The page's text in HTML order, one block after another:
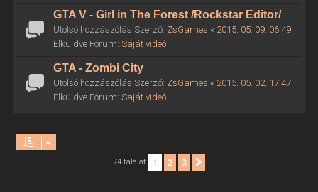
GTA V - Girl in The Forest /Rockstar Editor/
Utolsó hozzászólás Szerző: ZsGames « 2015. 05. 09. 06:49
Elküldve Fórum: Saját videó
GTA - Zombi City
Utolsó hozzászólás Szerző: ZsGames « 2015. 05. 02. 17:47
Elküldve Fórum: Saját videó
74 találat 1 2 3